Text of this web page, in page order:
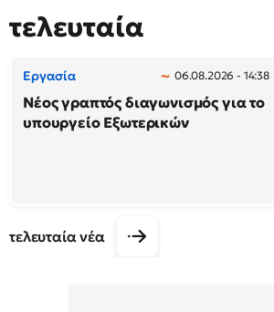
τελευταία
Εργασία 06.08.2026 - 14:38
Νέος γραπτός διαγωνισμός για το
υπουργείο Εξωτερικών
τελευταία νέα